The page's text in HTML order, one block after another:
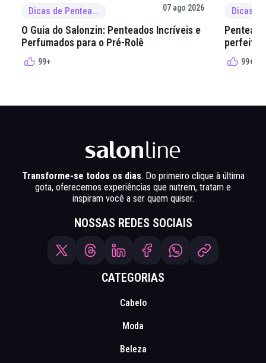
Dicas de Penteado 07 ago 2026
O Guia do Salonzin: Penteados Incríveis e
Perfumados para o Pré-Rolê
99+
perfeita
99+
Transforme-se todos os dias. Do primeiro clique à última
gota, oferecemos experiências que nutrem, tratam e
inspiram você a ser quem quiser.
NOSSAS REDES SOCIAIS
CATEGORIAS
Cabelo
Moda
Beleza